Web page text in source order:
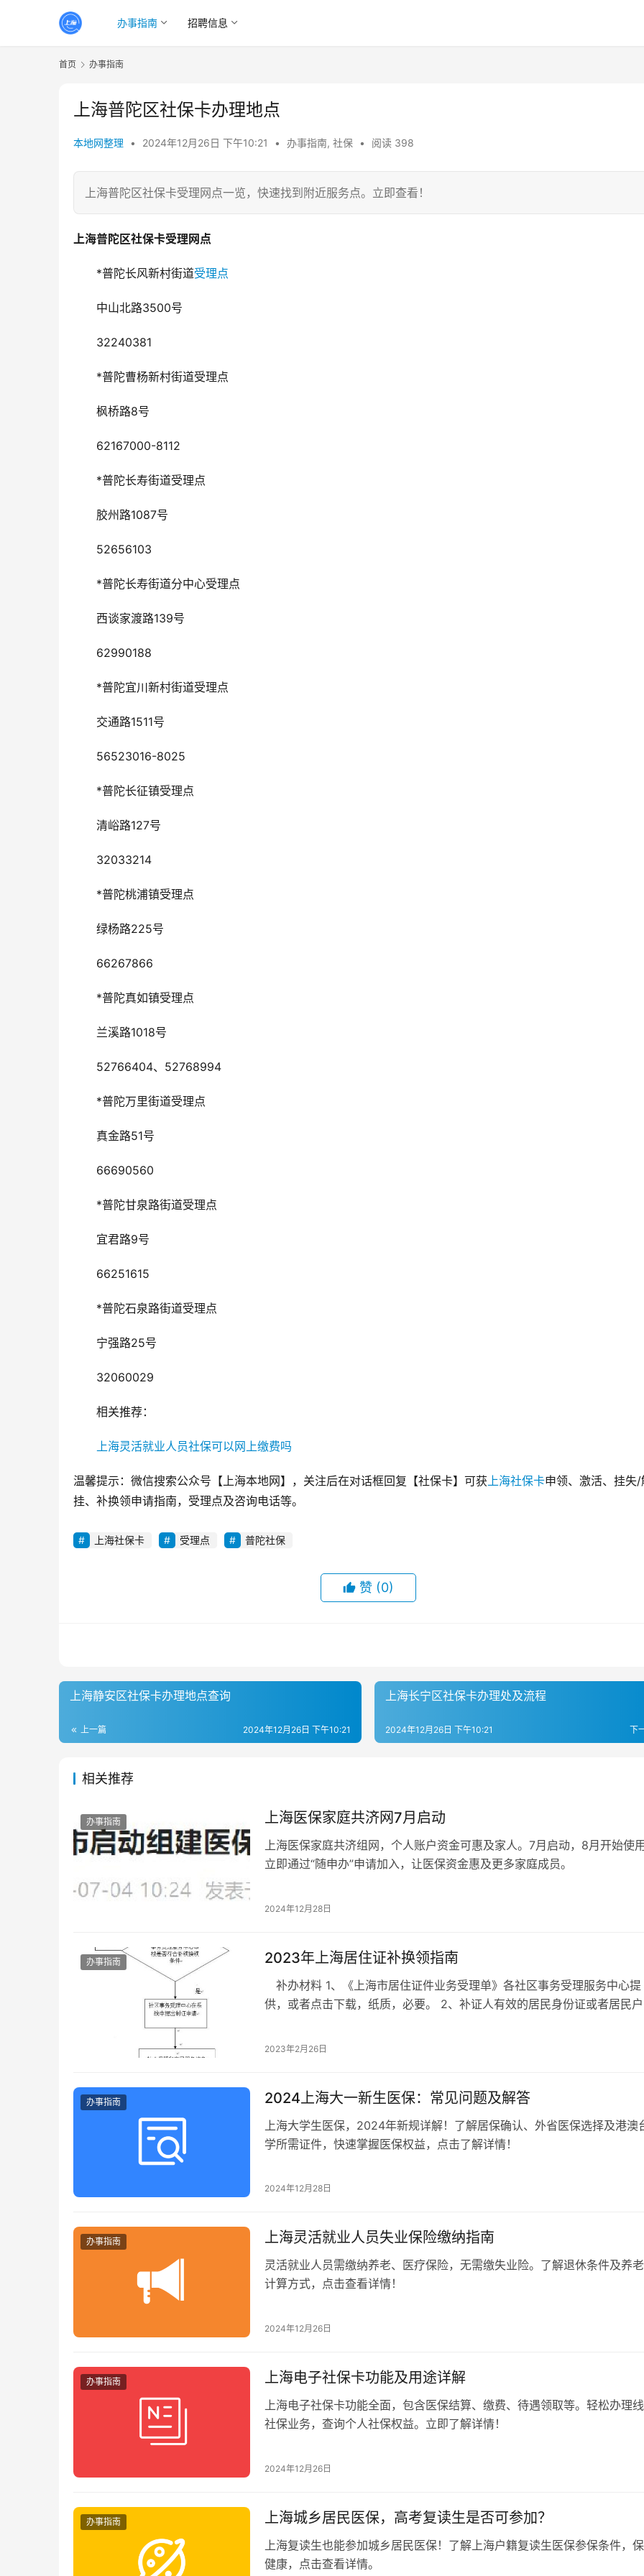
办事指南 招聘信息
首页 办事指南
上海普陀区社保卡办理地点
本地网整理 • 2024年12月26日 下午10:21 • 办事指南, 社保 • 阅读 398
上海普陀区社保卡受理网点一览，快速找到附近服务点。立即查看！
上海普陀区社保卡受理网点
*普陀长风新村街道受理点
中山北路3500号
32240381
*普陀曹杨新村街道受理点
枫桥路8号
62167000-8112
*普陀长寿街道受理点
胶州路1087号
52656103
*普陀长寿街道分中心受理点
西谈家渡路139号
62990188
*普陀宜川新村街道受理点
交通路1511号
56523016-8025
*普陀长征镇受理点
清峪路127号
32033214
*普陀桃浦镇受理点
绿杨路225号
66267866
*普陀真如镇受理点
兰溪路1018号
52766404、52768994
*普陀万里街道受理点
真金路51号
66690560
*普陀甘泉路街道受理点
宜君路9号
66251615
*普陀石泉路街道受理点
宁强路25号
32060029
相关推荐：
上海灵活就业人员社保可以网上缴费吗
温馨提示：微信搜索公众号【上海本地网】，关注后在对话框回复【社保卡】可获上海社保卡申领、激活、挂失/
挂、补换领申请指南，受理点及咨询电话等。
上海社保卡 受理点 普陀社保
赞 (0)
上海静安区社保卡办理地点查询
上一篇 2024年12月26日 下午10:21
上海长宁区社保卡办理处及流程
下
2024年12月26日 下午10:21
相关推荐
办事指南 上海医保家庭共济网7月启动
上海医保家庭共济组网，个人账户资金可惠及家人。7月启动，8月开始使
立即通过“随申办”申请加入，让医保资金惠及更多家庭成员。
2024年12月28日
办事指南 2023年上海居住证补换领指南
补办材料 1、《上海市居住证件业务受理单》各社区事务受理服务中心提
供，或者点击下载，纸质，必要。 2、补证人有效的居民身份证或者居民
2023年2月26日
办事指南 2024上海大一新生医保：常见问题及解答
上海大学生医保，2024年新规详解！了解居保确认、外省医保选择及港澳
学所需证件，快速掌握医保权益，点击了解详情！
2024年12月28日
办事指南 上海灵活就业人员失业保险缴纳指南
灵活就业人员需缴纳养老、医疗保险，无需缴失业险。了解退休条件及养
计算方式，点击查看详情！
2024年12月26日
办事指南 上海电子社保卡功能及用途详解
上海电子社保卡功能全面，包含医保结算、缴费、待遇领取等。轻松办理
社保业务，查询个人社保权益。立即了解详情！
2024年12月26日
办事指南 上海城乡居民医保，高考复读生是否可参加？
上海复读生也能参加城乡居民医保！了解上海户籍复读生医保参保条件，
健康，点击查看详情。